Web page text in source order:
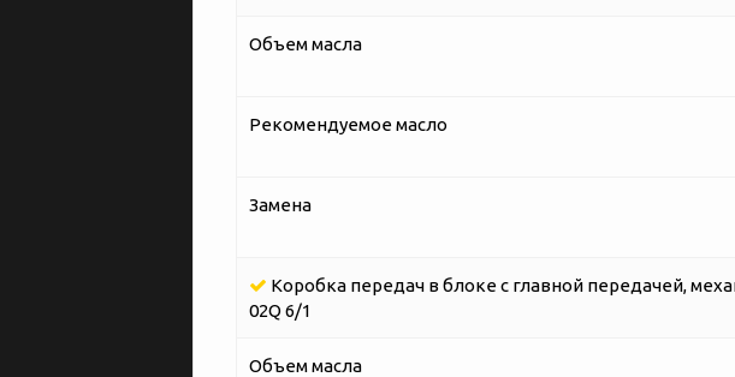
Объем масла
Рекомендуемое масло
Замена
Коробка передач в блоке с главной передачей,
02Q 6/1
Объем масла